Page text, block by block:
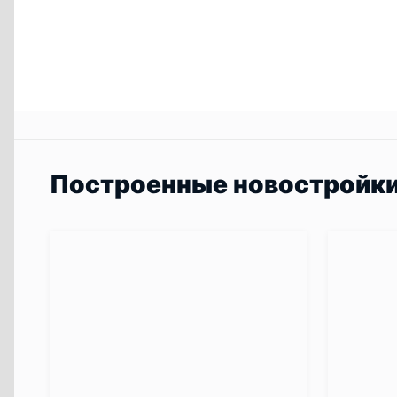
Построенные